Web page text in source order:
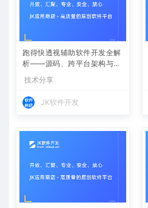
跑得快透视辅助软件开发全解
析——源码、跨平台架构与控
牌算法
技术分享
JK软件开发